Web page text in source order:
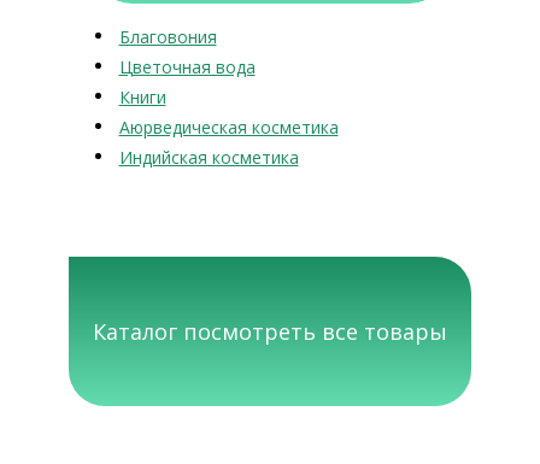
Благовония
Цветочная вода
Книги
Аюрведическая косметика
Индийская косметика
Каталог посмотреть все товары